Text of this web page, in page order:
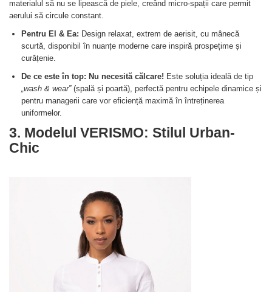
materialul să nu se lipească de piele, creând micro-spații care permit
aerului să circule constant.
Pentru El & Ea: Design relaxat, extrem de aerisit, cu mânecă
scurtă, disponibil în nuanțe moderne care inspiră prospețime și
curățenie.
De ce este în top: Nu necesită călcare! Este soluția ideală de tip
„wash & wear”(spală și poartă), perfectă pentru echipele dinamice și
pentru managerii care vor eficiență maximă în întreținerea
uniformelor.
3. Modelul VERISMO: Stilul Urban-
Chic